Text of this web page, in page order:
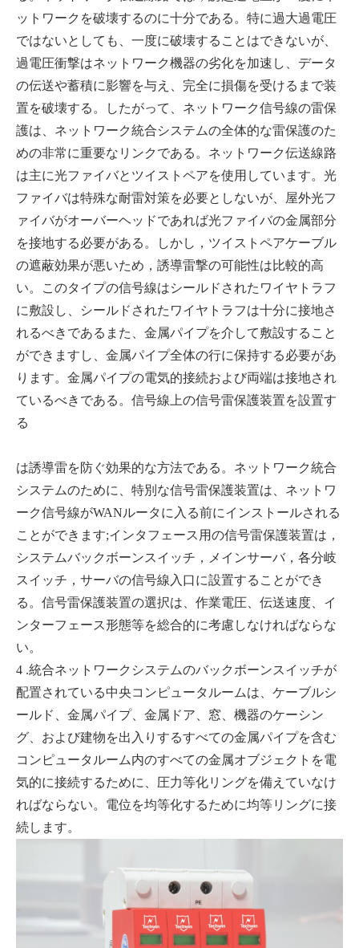
ットワークを破壊するのに十分である。特に過大過電圧
ではないとしても、一度に破壊することはできないが、
過電圧衝撃はネットワーク機器の劣化を加速し、データ
の伝送や蓄積に影響を与え、完全に損傷を受けるまで装
置を破壊する。したがって、ネットワーク信号線の雷保
護は、ネットワーク統合システムの全体的な雷保護のた
めの非常に重要なリンクである。ネットワーク伝送線路
は主に光ファイバとツイストペアを使用しています。光
ファイバは特殊な耐雷対策を必要としないが、屋外光フ
ァイバがオーバーヘッドであれば光ファイバの金属部分
を接地する必要がある。しかし，ツイストペアケーブル
の遮蔽効果が悪いため，誘導雷撃の可能性は比較的高
い。このタイプの信号線はシールドされたワイヤトラフ
に敷設し、シールドされたワイヤトラフは十分に接地さ
れるべきであるまた、金属パイプを介して敷設すること
ができますし、金属パイプ全体の行に保持する必要があ
ります。金属パイプの電気的接続および両端は接地され
ているべきである。信号線上の信号雷保護装置を設置す
る
は誘導雷を防ぐ効果的な方法である。ネットワーク統合
システムのために、特別な信号雷保護装置は、ネットワ
ーク信号線がWANルータに入る前にインストールされる
ことができます;インタフェース用の信号雷保護装置は，
システムバックボーンスイッチ，メインサーバ，各分岐
スイッチ，サーバの信号線入口に設置することができ
る。信号雷保護装置の選択は、作業電圧、伝送速度、イ
ンターフェース形態等を総合的に考慮しなければならな
い。
4 .統合ネットワークシステムのバックボーンスイッチが
配置されている中央コンピュータルームは、ケーブルシ
ールド、金属パイプ、金属ドア、窓、機器のケーシン
グ、および建物を出入りするすべての金属パイプを含む
コンピュータルーム内のすべての金属オブジェクトを電
気的に接続するために、圧力等化リングを備えていなけ
ればならない。電位を均等化するために均等リングに接
続します。